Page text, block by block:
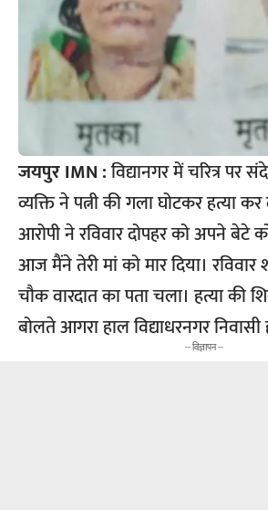
जयपुर IMN :विद्यानगर में चरित्र
व्यक्ति ने पत्नी की गला घोटकर हत्या
आरोपी ने रविवार दोपहर को अपने बेटे
आज मैंने तेरी मां को मार दिया। रविवार
चौक वारदात का पता चला। हत्या की
बोलते आगरा हाल विद्याधरनगर निवासी
-- विज्ञापन --